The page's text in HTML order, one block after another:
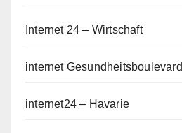
Internet 24 – Wirtschaft
internet Gesundheitsboulevard
internet24 – Havarie